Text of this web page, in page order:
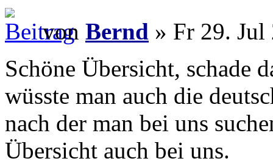
von Bernd » Fr 29. Jul
Schöne Übersicht, schade
wüsste man auch die
nach der man bei uns
Übersicht auch bei uns.